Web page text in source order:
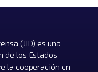
(JID) es una
de los Estados
la cooperación en